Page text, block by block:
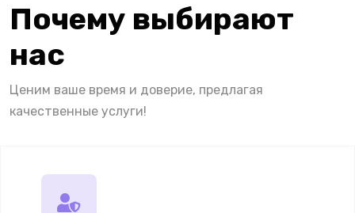
Почему выбирают
нас
Ценим ваше время и доверие, предлагая
качественные услуги!